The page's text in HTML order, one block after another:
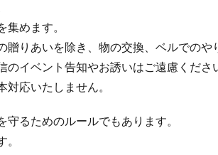
めます。
贈りあいを除き、物の交換、ベルでのや
のイベント告知やお誘いはご遠慮くださ
応いたしません。
るためのルールでもあります。